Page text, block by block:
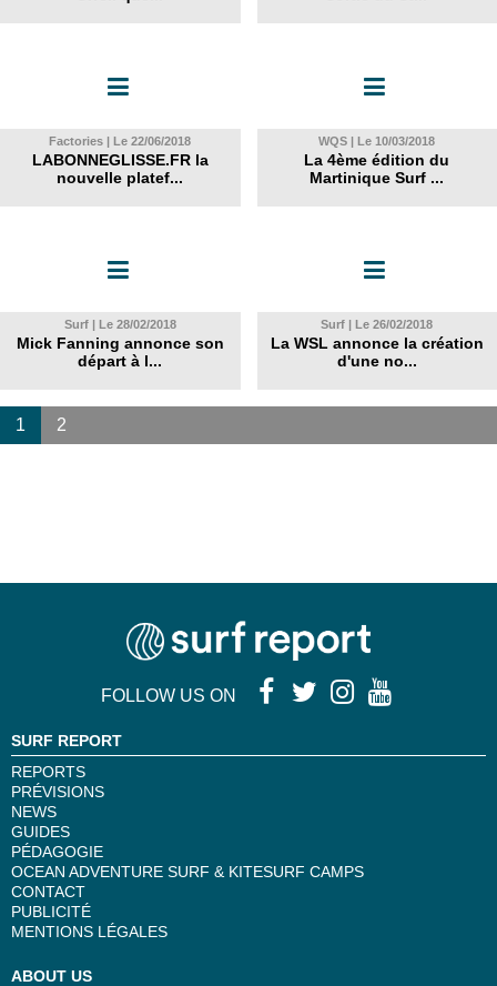
Factories | Le 22/06/2018
LABONNEGLISSE.FR la
nouvelle platef...
WQS | Le 10/03/2018
La 4ème édition du
Martinique Surf ...
Surf | Le 28/02/2018
Mick Fanning annonce son
départ à l...
Surf | Le 26/02/2018
La WSL annonce la création
d'une no...
1 2
FOLLOW US ON
SURF REPORT
REPORTS
PRÉVISIONS
NEWS
GUIDES
PÉDAGOGIE
OCEAN ADVENTURE SURF & KITESURF CAMPS
CONTACT
PUBLICITÉ
MENTIONS LÉGALES
ABOUT US